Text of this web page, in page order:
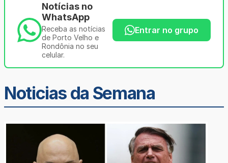
Notícias no
WhatsApp
Receba as notícias
de Porto Velho e
Rondônia no seu
celular.
Entrar no grupo
Noticias da Semana